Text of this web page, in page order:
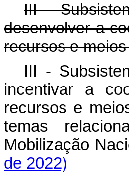
III -
desenvolver a
recursos e
III -
incentivar a
recursos e
temas
Mobilização
de 2022)